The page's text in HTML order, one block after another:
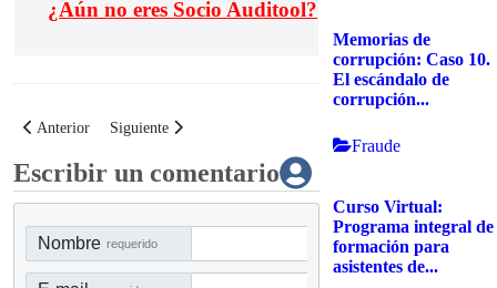
¿Aún no eres Socio Auditool?
Artículo anterior: C-FR 011 Factores de riesgo de fraude del área de
Anterior Artículo siguiente: C-FR 002 Factores de riesgo de fraude
Siguiente
Escribir un comentario
Nombre requerido
Memorias de
corrupción: Caso 10.
El escándalo de
corrupción...
Fraude
Curso Virtual:
Programa integral de
formación para
asistentes de...